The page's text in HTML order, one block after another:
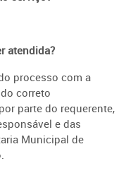
atendida?
processo com a
correto
parte do requerente,
e das
Municipal de